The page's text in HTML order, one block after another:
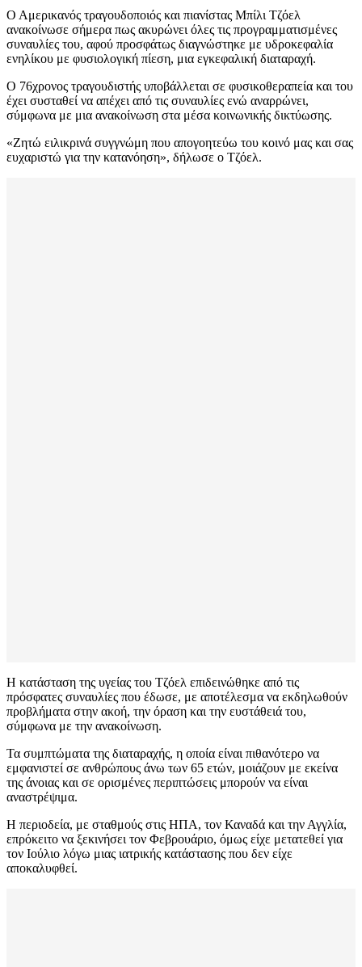
Ο Αμερικανός τραγουδοποιός και πιανίστας Μπίλι Τζόελ
ανακοίνωσε σήμερα πως ακυρώνει όλες τις προγραμματισμένες
συναυλίες του, αφού προσφάτως διαγνώστηκε με υδροκεφαλία
ενηλίκου με φυσιολογική πίεση, μια εγκεφαλική διαταραχή.
Ο 76χρονος τραγουδιστής υποβάλλεται σε φυσικοθεραπεία και του
έχει συσταθεί να απέχει από τις συναυλίες ενώ αναρρώνει,
σύμφωνα με μια ανακοίνωση στα μέσα κοινωνικής δικτύωσης.
«Ζητώ ειλικρινά συγγνώμη που απογοητεύω του κοινό μας και σας
ευχαριστώ για την κατανόηση», δήλωσε ο Τζόελ.
Η κατάσταση της υγείας του Τζόελ επιδεινώθηκε από τις
πρόσφατες συναυλίες που έδωσε, με αποτέλεσμα να εκδηλωθούν
προβλήματα στην ακοή, την όραση και την ευστάθειά του,
σύμφωνα με την ανακοίνωση.
Τα συμπτώματα της διαταραχής, η οποία είναι πιθανότερο να
εμφανιστεί σε ανθρώπους άνω των 65 ετών, μοιάζουν με εκείνα
της άνοιας και σε ορισμένες περιπτώσεις μπορούν να είναι
αναστρέψιμα.
Η περιοδεία, με σταθμούς στις ΗΠΑ, τον Καναδά και την Αγγλία,
επρόκειτο να ξεκινήσει τον Φεβρουάριο, όμως είχε μετατεθεί για
τον Ιούλιο λόγω μιας ιατρικής κατάστασης που δεν είχε
αποκαλυφθεί.